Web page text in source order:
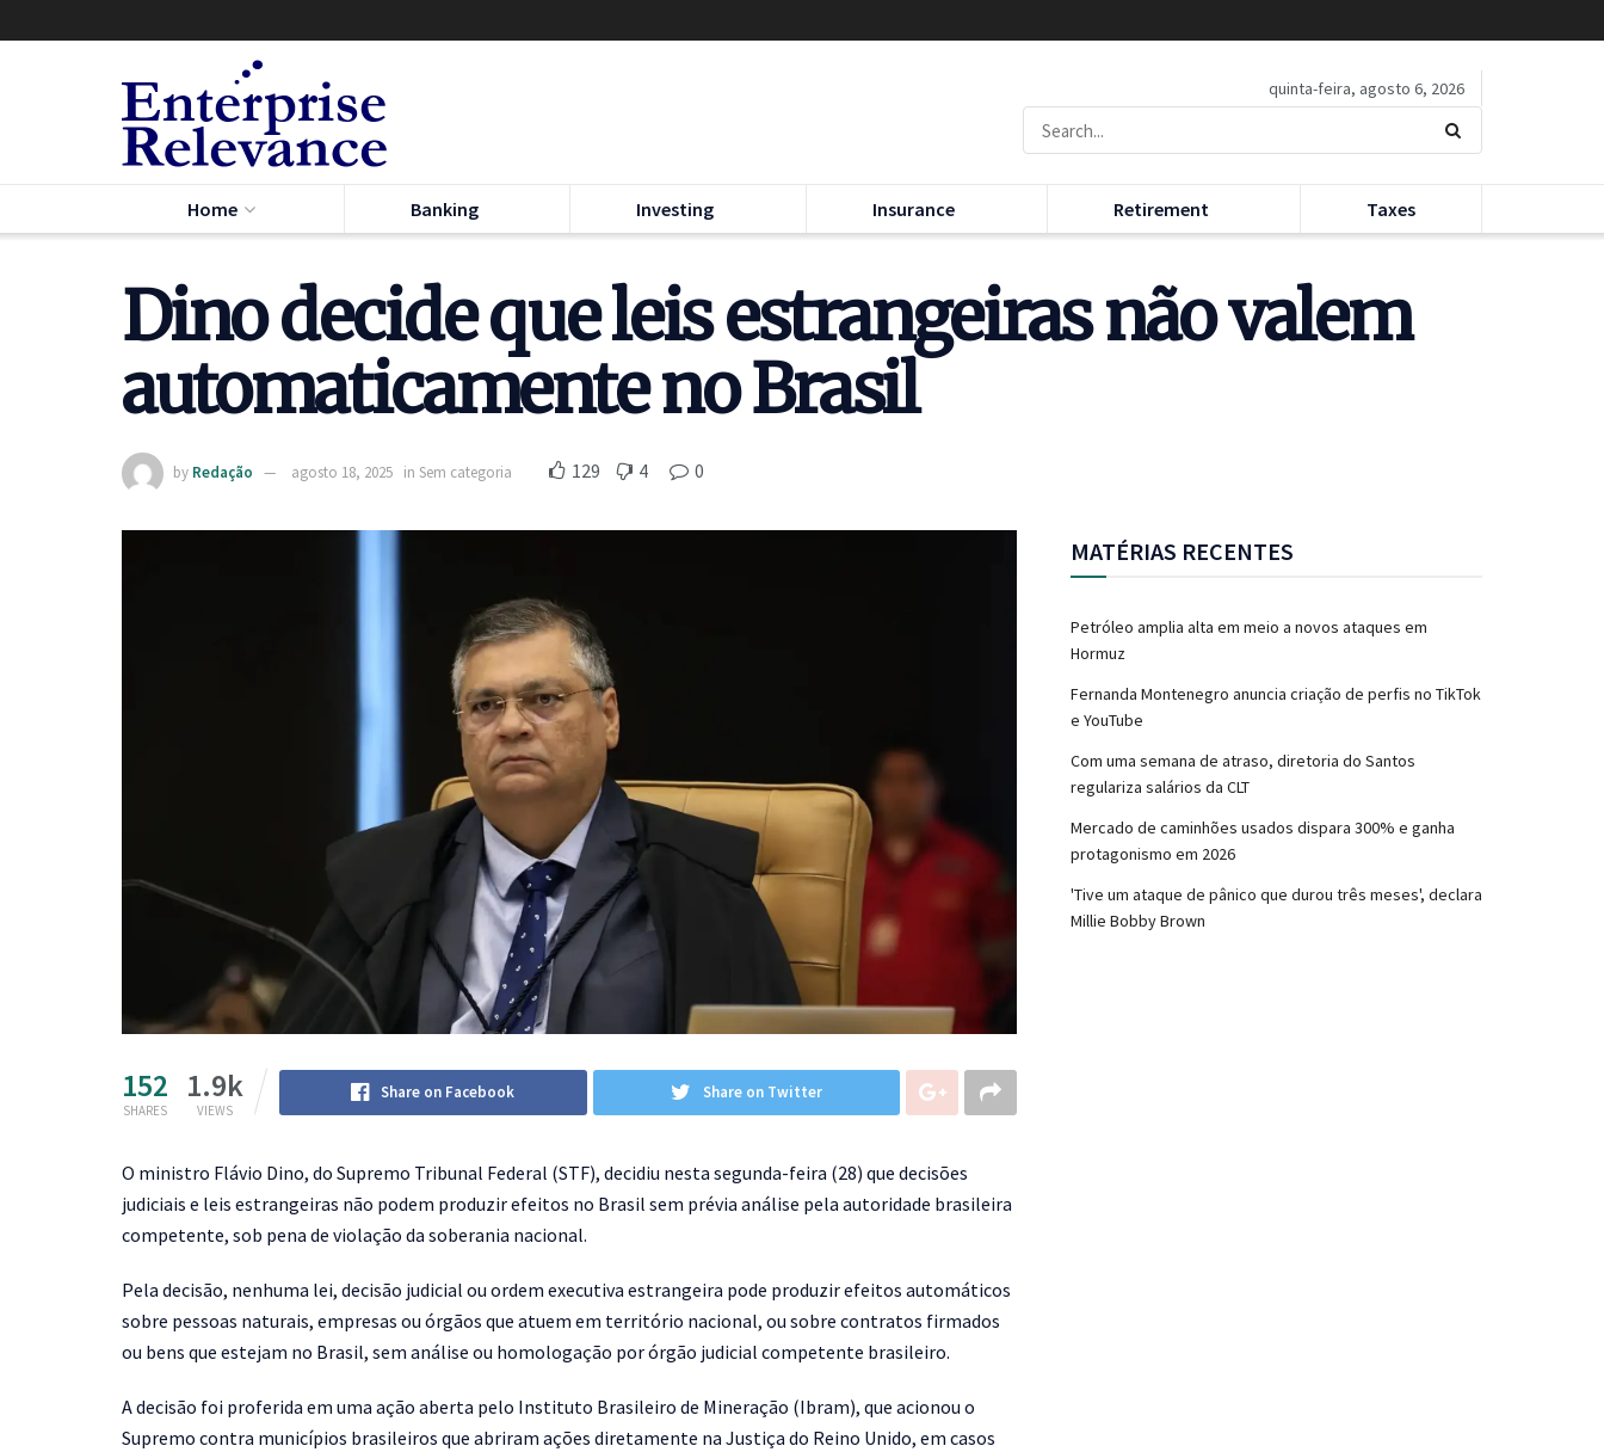
quinta-feira, agosto 6, 2026
Home Banking Investing Insurance Retirement Taxes
Dino decide que leis estrangeiras não valem
automaticamente no Brasil
by Redação agosto 18, 2025 in Sem categoria 129 4 0
152
SHARES
1.9k
VIEWS
Share on Facebook Share on Twitter
O ministro Flávio Dino, do Supremo Tribunal Federal (STF), decidiu nesta segunda-feira (28) que decisões
judiciais e leis estrangeiras não podem produzir efeitos no Brasil sem prévia análise pela autoridade brasileira
competente, sob pena de violação da soberania nacional.
Pela decisão, nenhuma lei, decisão judicial ou ordem executiva estrangeira pode produzir efeitos automáticos
sobre pessoas naturais, empresas ou órgãos que atuem em território nacional, ou sobre contratos firmados
ou bens que estejam no Brasil, sem análise ou homologação por órgão judicial competente brasileiro.
A decisão foi proferida em uma ação aberta pelo Instituto Brasileiro de Mineração (Ibram), que acionou o
Supremo contra municípios brasileiros que abriram ações diretamente na Justiça do Reino Unido, em casos
MATÉRIAS RECENTES
Petróleo amplia alta em meio a novos ataques em
Hormuz
Fernanda Montenegro anuncia criação de perfis no TikTok
e YouTube
Com uma semana de atraso, diretoria do Santos
regulariza salários da CLT
Mercado de caminhões usados dispara 300% e ganha
protagonismo em 2026
'Tive um ataque de pânico que durou três meses', declara
Millie Bobby Brown